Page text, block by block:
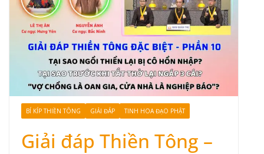
BÍ KÍP THIỀN TÔNG GIẢI ĐÁP TINH HOA ĐẠO PHẬT
Giải đáp Thiền Tông –